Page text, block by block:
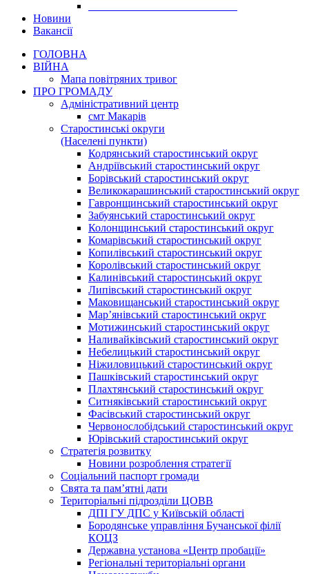
Новини
Вакансії
ГОЛОВНА
ВІЙНА
Мапа повітряних тривог
ПРО ГРОМАДУ
Aдміністративний центр
смт Макарів
Старостинські округи
(Населені пункти)
Кодрянський старостинський округ
Андріївський старостинський округ
Борівський старостинський округ
Великокарашинський старостинський округ
Гавронщинський старостинський округ
Забуянський старостинський округ
Колонщинський старостинський округ
Комарівський старостинський округ
Копилівський старостинський округ
Королівський старостинський округ
Калинівський старостинський округ
Липівський старостинський округ
Маковищанський старостинський округ
Мар’янівський старостинський округ
Мотижинський старостинський округ
Наливайківський старостинський округ
Небелицький старостинський округ
Ніжиловицький старостинський округ
Пашківський старостинський округ
Плахтянський старостинський округ
Ситняківський старостинський округ
Фасівський старостинський округ
Червонослобідський старостинський округ
Юрівський старостинський округ
Стратегія розвитку
Новини розроблення стратегії
Соціальний паспорт громади
Свята та пам’ятні дати
Територіальні підрозділи ЦОВВ
ДПІ ГУ ДПС у Київській області
Бородянське управління Бучанської філії
КОЦЗ
Державна установа «Центр пробації»
Регіональні територіальні органи